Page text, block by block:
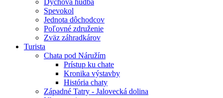
Dychová hudba
Spevokol
Jednota dôchodcov
Poľovné združenie
Zväz záhradkárov
Turista
Chata pod Náružím
Prístup ku chate
Kronika výstavby
História chaty
Západné Tatry - Jalovecká dolina